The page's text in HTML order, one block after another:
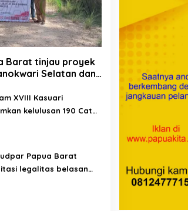
Barat tinjau proyek
Selatan dan
XVIII Kasuari
kelulusan 190 Cata
Papua Barat
legalitas belasan